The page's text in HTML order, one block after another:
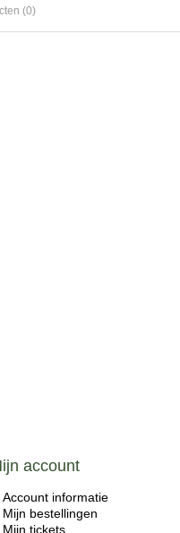
(0)
account
Account informatie
Mijn bestellingen
Mijn tickets